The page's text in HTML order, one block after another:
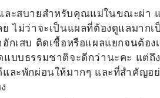
ละสบายสำหรับคุณแม่ในขณะผ่
ไม่ว่าจะเป็นแผลที่ต้องดูแลมาก
กเสบ ติดเชื้อหรือแผลแยกจนต้อ
บบธรรมชาติจะดีกว่านะคะ แต่ถึ
ละพักผ่อนให้มากๆ และที่สำคัญอ